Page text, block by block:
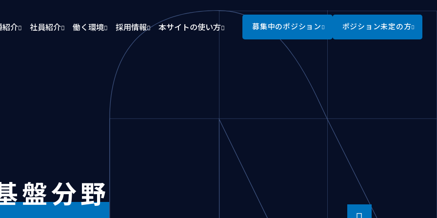
紹介 社員紹介 働く環境 採用情報 本サイトの使い方 募集中のポジション ポジション未定の方
盤分野